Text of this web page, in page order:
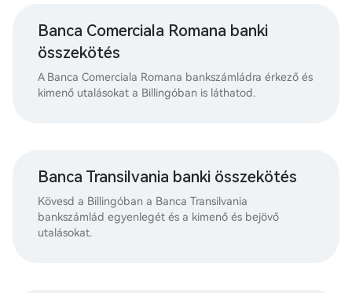
Banca Comerciala Romana banki
összekötés
A Banca Comerciala Romana bankszámládra érkező és
kimenő utalásokat a Billingóban is láthatod.
Banca Transilvania banki összekötés
Kövesd a Billingóban a Banca Transilvania
bankszámlád egyenlegét és a kimenő és bejövő
utalásokat.